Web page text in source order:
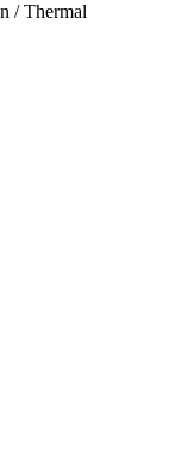
/ Thermal